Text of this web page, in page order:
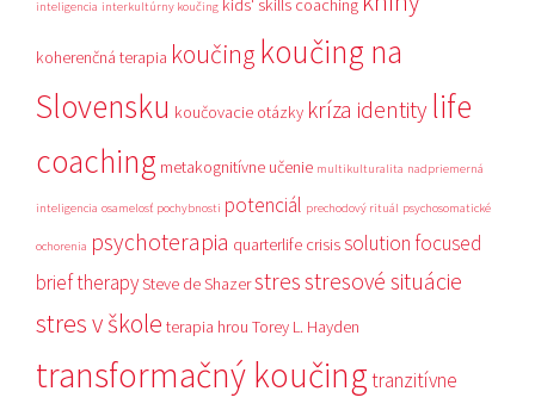
inteligencia interkultúrny koučing kids' skills coaching
koherenčná terapia koučing koučing na
Slovensku koučovacie otázky kríza identity life
coaching metakognitívne učenie multikulturalita nadpriemerná
inteligencia osamelosť pochybnosti potenciál prechodový rituál psychosomatické
ochorenia psychoterapia quarterlife crisissolution focused
brief therapySteve de Shazerstresstresové situácie
stres v škole terapia hrou Torey L. Hayden
transformačný koučingtranzitívne